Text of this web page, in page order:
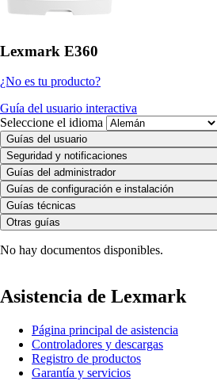
Lexmark E360
¿No es tu producto?
Guía del usuario interactiva
Seleccione el idioma
Guías del usuario
Seguridad y notificaciones
Guías del administrador
Guías de configuración e instalación
Guías técnicas
Otras guías
No hay documentos disponibles.
Asistencia de Lexmark
Página principal de asistencia
Controladores y descargas
Registro de productos
Garantía y servicios